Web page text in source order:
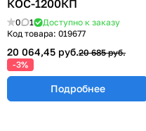
КОС-1200КП
0 1
Доступно к заказу
Код товара: 019677
20 064,45 руб.20 685 руб.
-3%
Подробнее